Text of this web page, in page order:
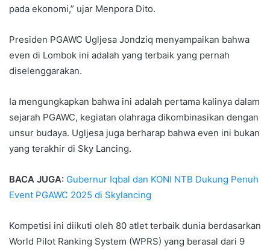
pada ekonomi,” ujar Menpora Dito.
Presiden PGAWC Ugljesa Jondziq menyampaikan bahwa
even di Lombok ini adalah yang terbaik yang pernah
diselenggarakan.
Ia mengungkapkan bahwa ini adalah pertama kalinya dalam
sejarah PGAWC, kegiatan olahraga dikombinasikan dengan
unsur budaya. Ugljesa juga berharap bahwa even ini bukan
yang terakhir di Sky Lancing.
BACA JUGA: Gubernur Iqbal dan KONI NTB Dukung Penuh
Event PGAWC 2025 di Skylancing
Kompetisi ini diikuti oleh 80 atlet terbaik dunia berdasarkan
World Pilot Ranking System (WPRS) yang berasal dari 9